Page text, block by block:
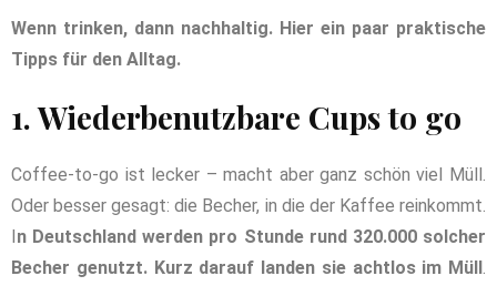
Wenn trinken, dann nachhaltig. Hier ein paar praktische
Tipps für den Alltag.
1. Wiederbenutzbare Cups to go
Coffee-to-go ist lecker – macht aber ganz schön viel Müll.
Oder besser gesagt: die Becher, in die der Kaffee reinkommt.
In Deutschland werden pro Stunde rund 320.000 solcher
Becher genutzt. Kurz darauf landen sie achtlos im Müll